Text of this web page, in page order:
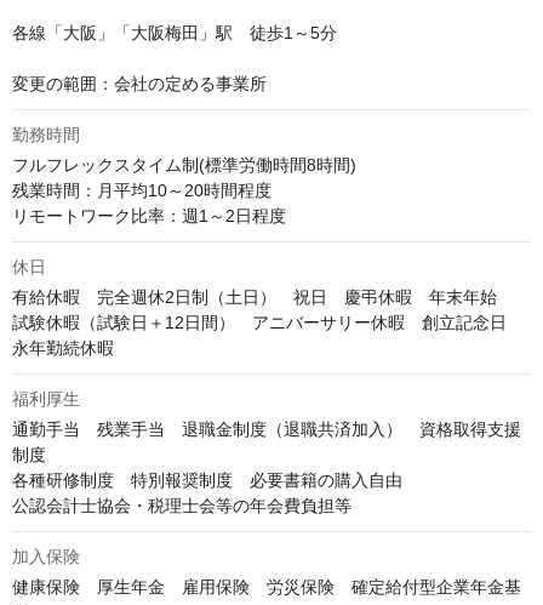
各線「大阪」「大阪梅田」駅　徒歩1～5分
変更の範囲：会社の定める事業所
勤務時間
フルフレックスタイム制(標準労働時間8時間)
残業時間：月平均10～20時間程度
リモートワーク比率：週1～2日程度
休日
有給休暇　完全週休2日制（土日）　祝日　慶弔休暇　年末年始
試験休暇（試験日＋12日間）　アニバーサリー休暇　創立記念日
永年勤続休暇
福利厚生
通勤手当　残業手当　退職金制度（退職共済加入）　資格取得支援
制度
各種研修制度　特別報奨制度　必要書籍の購入自由
公認会計士協会・税理士会等の年会費負担等
加入保険
健康保険　厚生年金　雇用保険　労災保険　確定給付型企業年金基